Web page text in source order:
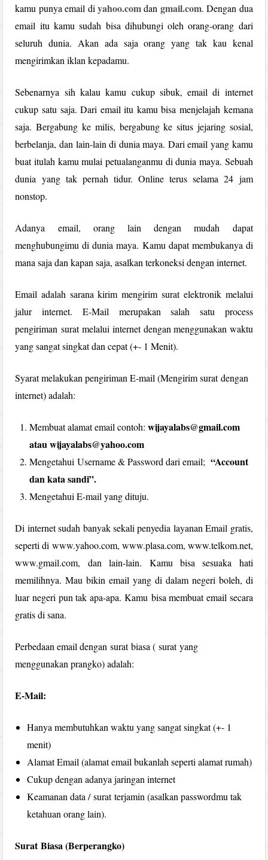
kamu punya email di yahoo.comdan gmail.com. Dengan dua
email itu kamu sudah bisa dihubungi oleh orang-orang dari
seluruh dunia. Akan ada saja orang yang tak kau kenal
mengirimkan iklan kepadamu.
Sebenarnya sih kalau kamu cukup sibuk, email di internet
cukup satu saja. Dari email itu kamu bisa menjelajah kemana
saja. Bergabung ke milis, bergabung ke situs jejaring sosial,
berbelanja, dan lain-lain di dunia maya. Dari email yang kamu
buat itulah kamu mulai petualanganmu di dunia maya. Sebuah
dunia yang tak pernah tidur. Online terus selama 24 jam
nonstop.
Adanya email, orang lain dengan mudah dapat
menghubungimu di dunia maya. Kamu dapat membukanya di
mana saja dan kapan saja, asalkan terkoneksi dengan internet.
Email adalah sarana kirim mengirimsuratelektronik melalui
jalur internet. E-Mail merupakan salah satu process
pengiriman surat melalui internet dengan menggunakan waktu
yang sangat singkat dan cepat (+- 1 Menit).
Syarat melakukan pengiriman E-mail (Mengirim surat dengan
internet) adalah:
Membuat alamat email contoh:wijayalabs@gmail.com
atau wijayalabs@yahoo.com
MengetahuiUsername& Password dari email;“Account
dan kata sandi”.
Mengetahui E-mail yang dituju.
Di internet sudah banyak sekali penyedia layanan Email gratis,
seperti di www.yahoo.com, www.plasa.com, www.telkom.net,
www.gmail.com, dan lain-lain. Kamu bisa sesuaka hati
memilihnya. Mau bikin email yang di dalam negeri boleh, di
luar negeri pun tak apa-apa. Kamu bisa membuat email secara
gratis di sana.
Perbedaan email dengan surat biasa ( surat yang
menggunakan prangko) adalah:
E-Mail:
Hanya membutuhkan waktu yang sangat singkat (+- 1
menit)
Alamat Email (alamat email bukanlah seperti alamat rumah)
Cukup dengan adanya jaringan internet
Keamanan data / surat terjamin (asalkan passwordmu tak
ketahuan orang lain).
Surat Biasa (Berperangko)